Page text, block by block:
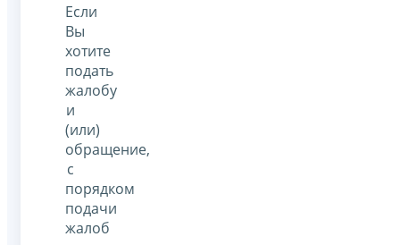
Если
Вы
хотите
подать
жалобу
и
(или)
обращение,
с
порядком
подачи
жалоб